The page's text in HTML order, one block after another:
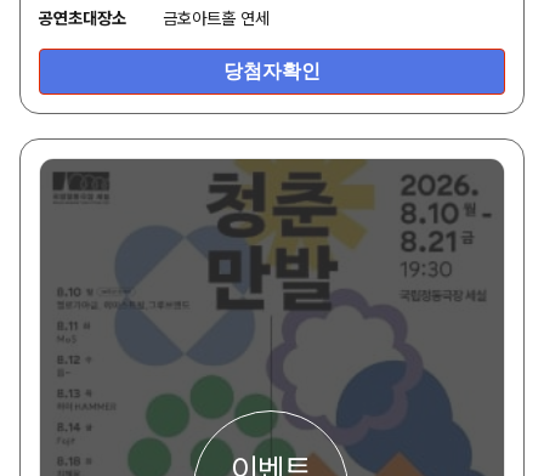
공연초대장소
금호아트홀 연세
당첨자확인